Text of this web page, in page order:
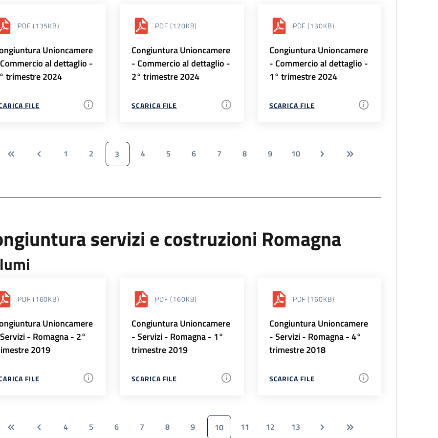
PDF (135KB)
Unioncamere
al dettaglio -
trimestre 2024
FILE
PDF (120KB)
Congiuntura Unioncamere
- Commercio al dettaglio -
2° trimestre 2024
SCARICA FILE
PDF (130KB)
Congiuntura Unioncamere
- Commercio al dettaglio -
1° trimestre 2024
SCARICA FILE
1 2 3 4 5 6 7 8 9 10
servizi e costruzioni Romagna
PDF (160KB)
Unioncamere
- Romagna - 2°
2019
FILE
PDF (160KB)
Congiuntura Unioncamere
- Servizi - Romagna - 1°
trimestre 2019
SCARICA FILE
PDF (160KB)
Congiuntura Unioncamere
- Servizi - Romagna - 4°
trimestre 2018
SCARICA FILE
4 5 6 7 8 9 10 11 12 13